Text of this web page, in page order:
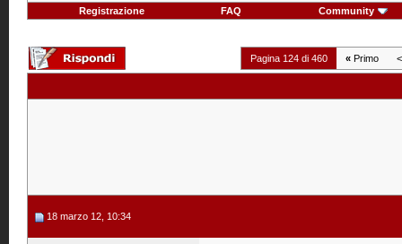
Registrazione FAQ Community
Pagina 124 di 460 « Primo <
18 marzo 12, 10:34